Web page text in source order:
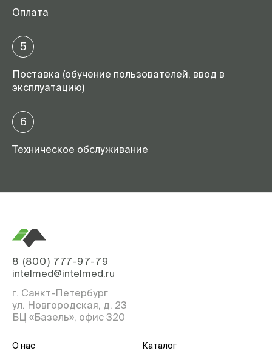
Оплата
5
Поставка (обучение пользователей, ввод в
эксплуатацию)
6
Техническое обслуживание
8 (800) 777-97-79
intelmed@intelmed.ru
г. Санкт-Петербург
ул. Новгородская, д. 23
БЦ «Базель», офис 320
О нас
Каталог